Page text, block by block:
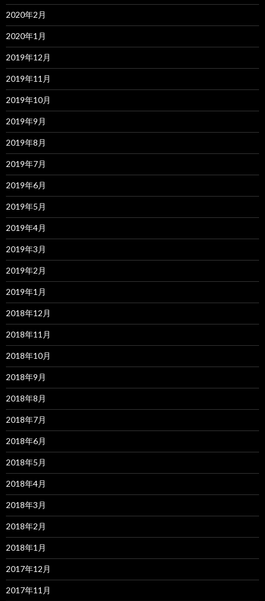
2020年2月
2020年1月
2019年12月
2019年11月
2019年10月
2019年9月
2019年8月
2019年7月
2019年6月
2019年5月
2019年4月
2019年3月
2019年2月
2019年1月
2018年12月
2018年11月
2018年10月
2018年9月
2018年8月
2018年7月
2018年6月
2018年5月
2018年4月
2018年3月
2018年2月
2018年1月
2017年12月
2017年11月